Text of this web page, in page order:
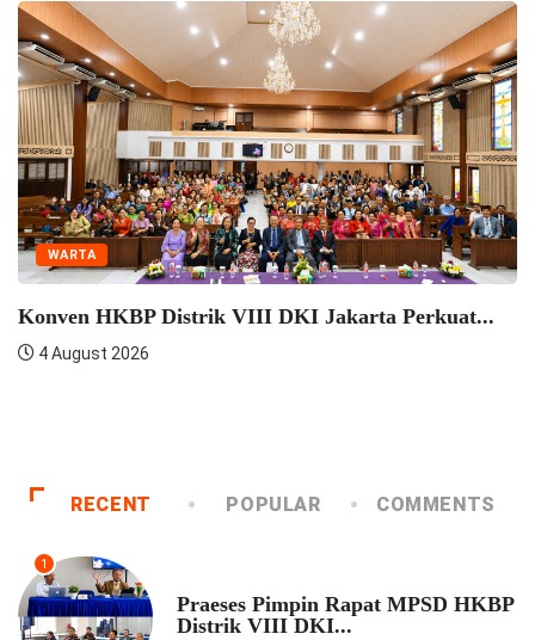
WARTA
Konven HKBP Distrik VIII DKI Jakarta Perkuat...
4 August 2026
RECENT POPULAR COMMENTS
1
Praeses Pimpin Rapat MPSD HKBP
Distrik VIII DKI...